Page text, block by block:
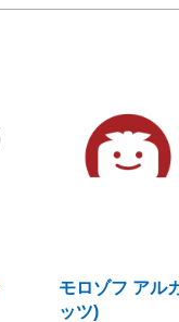
モロゾフ アル
ッツ)